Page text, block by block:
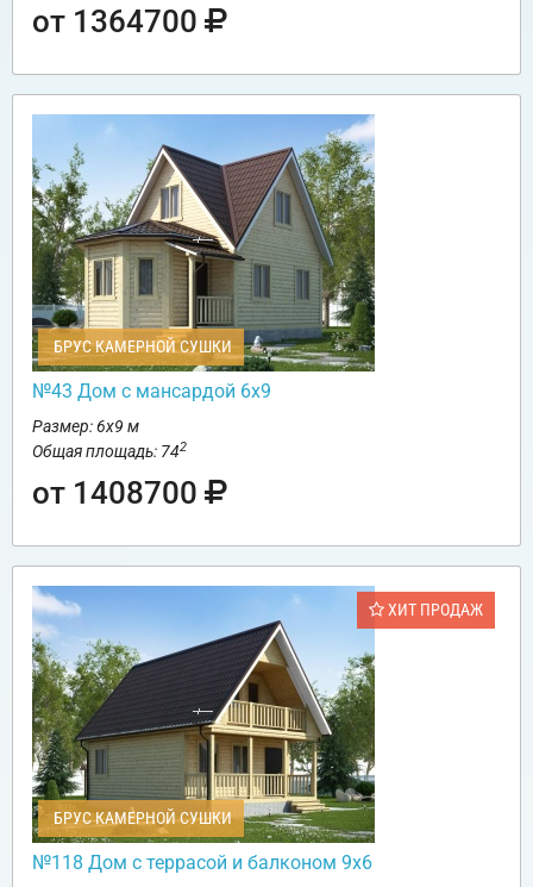
от 1364700
БРУС КАМЕРНОЙ СУШКИ
№43 Дом с мансардой 6х9
Размер: 6х9 м
Общая площадь: 742
от 1408700
ХИТ ПРОДАЖ
БРУС КАМЕРНОЙ СУШКИ
№118 Дом с террасой и балконом 9х6